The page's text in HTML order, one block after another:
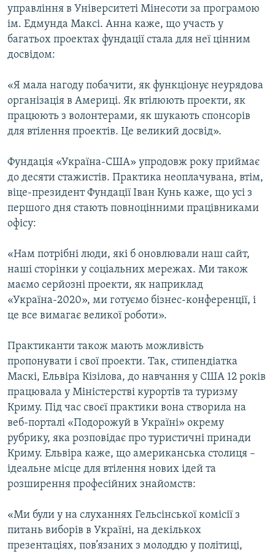
управління в Університеті Мінесоти за програмою
ім. Едмунда Максі. Анна каже, що участь у
багатьох проектах фундації стала для неї цінним
досвідом:
«Я мала нагоду побачити, як функціонує неурядова
організація в Америці. Як втілюють проекти, як
працюють з волонтерами, як шукають спонсорів
для втілення проектів. Це великий досвід».
Фундація «Україна-США» упродовж року приймає
до десяти стажистів. Практика неоплачувана, втім,
віце-президент Фундації Іван Кунь каже, що усі з
першого дня стають повноцінними працівниками
офісу:
«Нам потрібні люди, які б оновлювали наш сайт,
наші сторінки у соціальних мережах. Ми також
маємо серйозні проекти, як наприклад
«Україна-2020», ми готуємо бізнес-конференції, і
це все вимагає великої роботи».
Практиканти також мають можливість
пропонувати і свої проекти. Так, стипендіатка
Маскі, Ельвіра Кізілова, до навчання у США 12 років
працювала у Міністерстві курортів та туризму
Криму. Під час своєї практики вона створила на
веб-порталі «Подорожуй в Україні» окрему
рубрику, яка розповідає про туристичні принади
Криму. Ельвіра каже, що американська столиця –
ідеальне місце для втілення нових ідей та
розширення професійних знайомств:
«Ми були у на слуханнях Гельсінської комісії з
питань виборів в Україні, на декількох
презентаціях, пов’язаних з молоддю у політиці,